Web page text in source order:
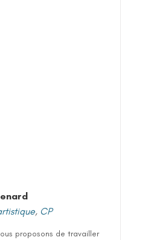
, CP
proposons de travailler